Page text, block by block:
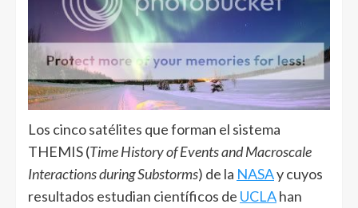
Los cinco satélites que forman el sistema
THEMIS (Time History of Events and Macroscale
Interactions during Substorms) de la NASAy cuyos
resultados estudian científicos de UCLAhan